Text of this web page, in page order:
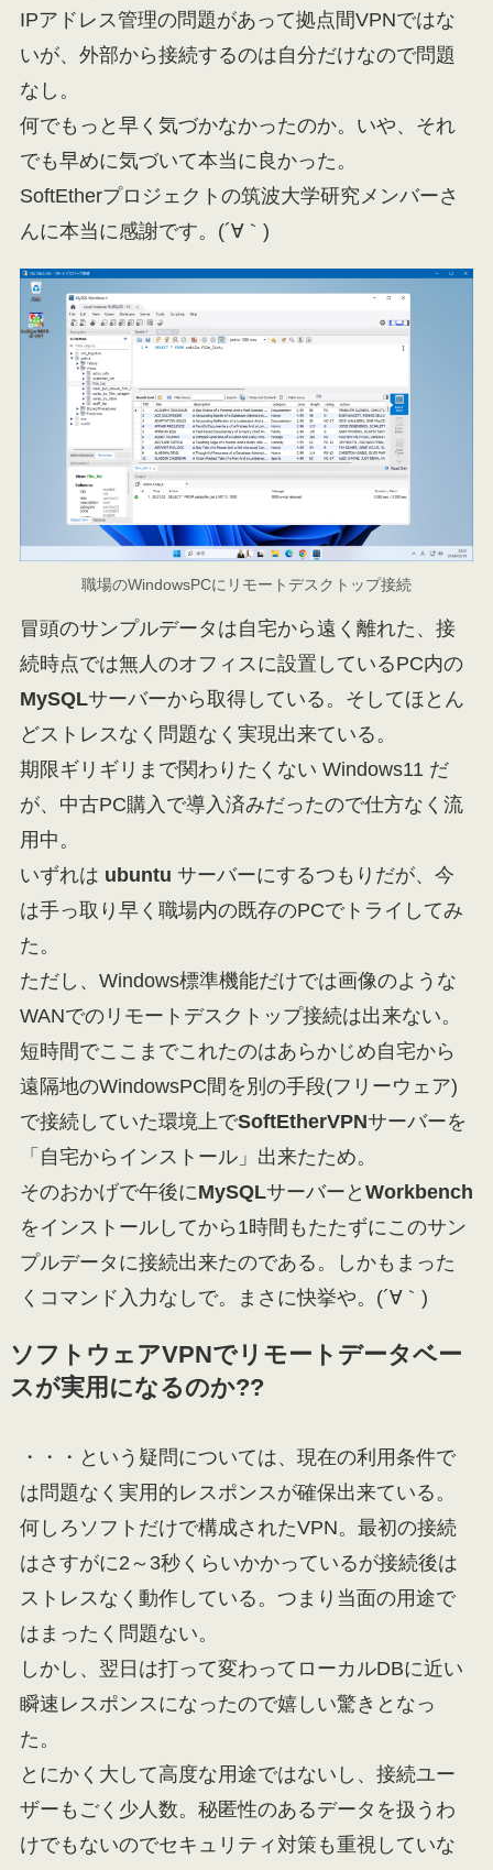
IPアドレス管理の問題があって拠点間VPNではな
いが、外部から接続するのは自分だけなので問題
なし。
何でもっと早く気づかなかったのか。いや、それ
でも早めに気づいて本当に良かった。
SoftEtherプロジェクトの筑波大学研究メンバーさ
んに本当に感謝です。(´∀｀)
職場のWindowsPCにリモートデスクトップ接続
冒頭のサンプルデータは自宅から遠く離れた、接
続時点では無人のオフィスに設置しているPC内の
MySQLサーバーから取得している。そしてほとん
どストレスなく問題なく実現出来ている。
期限ギリギリまで関わりたくない Windows11 だ
が、中古PC購入で導入済みだったので仕方なく流
用中。
いずれは ubuntu サーバーにするつもりだが、今
は手っ取り早く職場内の既存のPCでトライしてみ
た。
ただし、Windows標準機能だけでは画像のような
WANでのリモートデスクトップ接続は出来ない。
短時間でここまでこれたのはあらかじめ自宅から
遠隔地のWindowsPC間を別の手段(フリーウェア)
で接続していた環境上でSoftEtherVPNサーバーを
「自宅からインストール」出来たため。
そのおかげで午後にMySQLサーバーと Workbench
をインストールしてから1時間もたたずにこのサン
プルデータに接続出来たのである。しかもまった
くコマンド入力なしで。まさに快挙や。(´∀｀)
ソフトウェアVPNでリモートデータベー
スが実用になるのか??
・・・という疑問については、現在の利用条件で
は問題なく実用的レスポンスが確保出来ている。
何しろソフトだけで構成されたVPN。最初の接続
はさすがに2～3秒くらいかかっているが接続後は
ストレスなく動作している。つまり当面の用途で
はまったく問題ない。
しかし、翌日は打って変わってローカルDBに近い
瞬速レスポンスになったので嬉しい驚きとなっ
た。
とにかく大して高度な用途ではないし、接続ユー
ザーもごく少人数。秘匿性のあるデータを扱うわ
けでもないのでセキュリティ対策も重視していな